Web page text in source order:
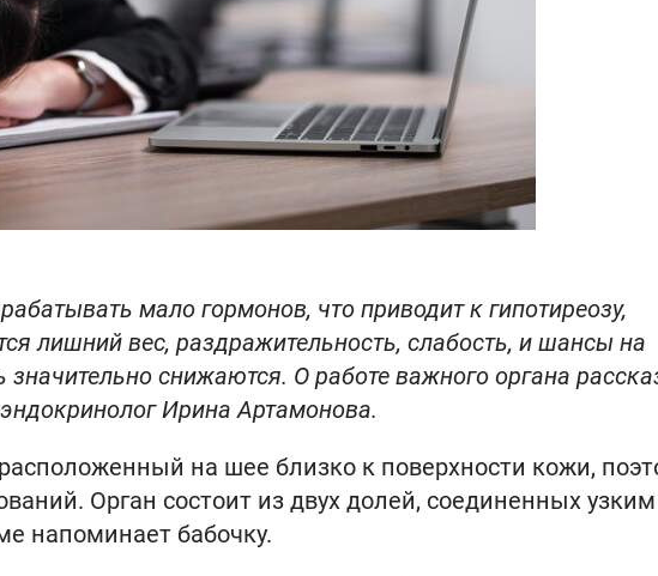
мало гормонов, что приводит к гипотиреозу,
лишний вес, раздражительность, слабость, и шансы на
снижаются. О работе важного органа
Ирина Артамонова.
на шее близко к поверхности кожи,
Орган состоит из двух долей, соединенных узким
напоминает бабочку.